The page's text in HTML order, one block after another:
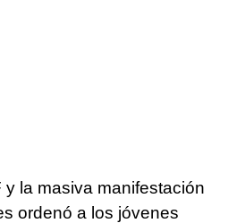
la masiva manifestación
ordenó a los jóvenes